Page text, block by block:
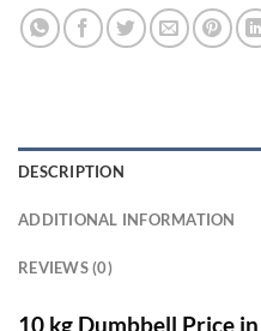
DESCRIPTION
ADDITIONAL INFORMATION
REVIEWS (0)
10 kg Dumbbell Price